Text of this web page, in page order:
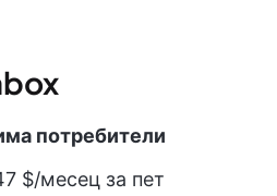
потребители
$/месец за пет